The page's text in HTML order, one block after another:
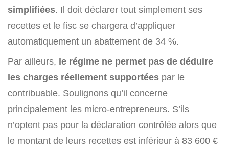
simplifiées. Il doit déclarer tout simplement ses
recettes et le fisc se chargera d’appliquer
automatiquement un abattement de 34 %.
Par ailleurs, le régime ne permet pas de déduire
les charges réellement supportées par le
contribuable. Soulignons qu’il concerne
principalement les micro-entrepreneurs. S’ils
n’optent pas pour la déclaration contrôlée alors que
le montant de leurs recettes est inférieur à 83 600 €